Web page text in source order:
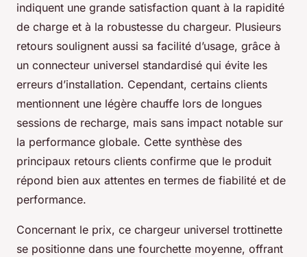
indiquent une grande satisfaction quant à la rapidité
de charge et à la robustesse du chargeur. Plusieurs
retours soulignent aussi sa facilité d’usage, grâce à
un connecteur universel standardisé qui évite les
erreurs d’installation. Cependant, certains clients
mentionnent une légère chauffe lors de longues
sessions de recharge, mais sans impact notable sur
la performance globale. Cette synthèse des
principaux retours clients confirme que le produit
répond bien aux attentes en termes de fiabilité et de
performance.
Concernant le prix, ce chargeur universel trottinette
se positionne dans une fourchette moyenne, offrant